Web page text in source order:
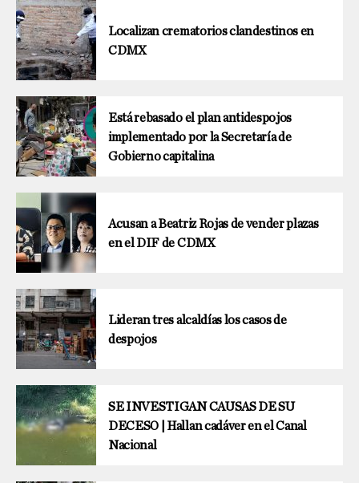
Localizan crematorios clandestinos en
CDMX
Está rebasado el plan antidespojos
implementado por la Secretaría de
Gobierno capitalina
Acusan a Beatriz Rojas de vender plazas
en el DIF de CDMX
Lideran tres alcaldías los casos de
despojos
SE INVESTIGAN CAUSAS DE SU
DECESO | Hallan cadáver en el Canal
Nacional